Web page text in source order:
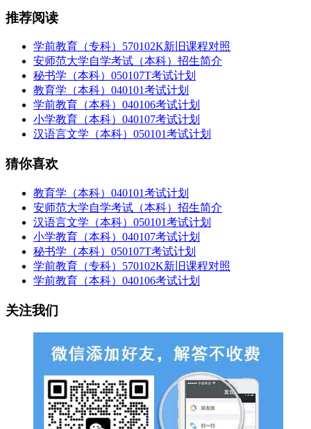
推荐阅读
学前教育（专科）570102K新旧课程对照
安师范大学自学考试（本科）招生简介
秘书学（本科）050107T考试计划
教育学（本科）040101考试计划
学前教育（本科）040106考试计划
小学教育（本科）040107考试计划
汉语言文学（本科）050101考试计划
猜你喜欢
教育学（本科）040101考试计划
安师范大学自学考试（本科）招生简介
汉语言文学（本科）050101考试计划
小学教育（本科）040107考试计划
秘书学（本科）050107T考试计划
学前教育（专科）570102K新旧课程对照
学前教育（本科）040106考试计划
关注我们